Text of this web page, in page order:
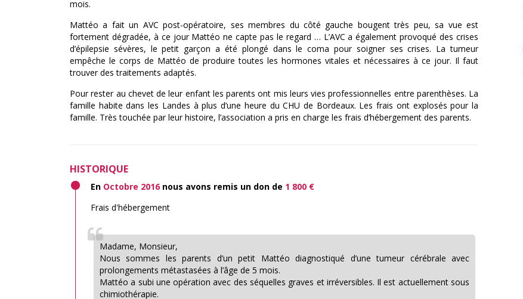
mois.
Mattéo a fait un AVC post-opératoire, ses membres du côté gauche bougent très peu, sa vue est
fortement dégradée, à ce jour Mattéo ne capte pas le regard … L’AVC a également provoqué des crises
d’épilepsie sévères, le petit garçon a été plongé dans le coma pour soigner ses crises. La tumeur
empêche le corps de Mattéo de produire toutes les hormones vitales et nécessaires à ce jour. Il faut
trouver des traitements adaptés.
Pour rester au chevet de leur enfant les parents ont mis leurs vies professionnelles entre parenthèses. La
famille habite dans les Landes à plus d’une heure du CHU de Bordeaux. Les frais ont explosés pour la
famille. Très touchée par leur histoire, l’association a pris en charge les frais d’hébergement des parents.
HISTORIQUE
En Octobre 2016 nous avons remis un don de 1 800 €
Frais d'hébergement
Madame, Monsieur,
Nous sommes les parents d’un petit Mattéo diagnostiqué d’une tumeur cérébrale avec
prolongements métastasées à l’âge de 5 mois.
Mattéo a subi une opération avec des séquelles graves et irréversibles. Il est actuellement sous
chimiothérapie.